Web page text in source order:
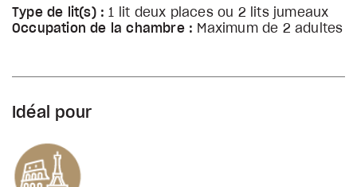
Type de lit(s) : 1 lit deux places ou 2 lits jumeaux
Occupation de la chambre : Maximum de 2 adultes
Idéal pour